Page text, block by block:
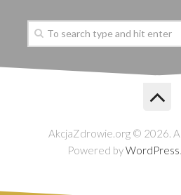
AkcjaZdrowie.org © 2026.
Powered byWordPress